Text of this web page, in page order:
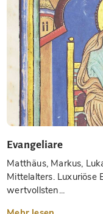
Evangeliare
Matthäus, Markus,
Mittelalters. Luxuriöse
wertvollsten...